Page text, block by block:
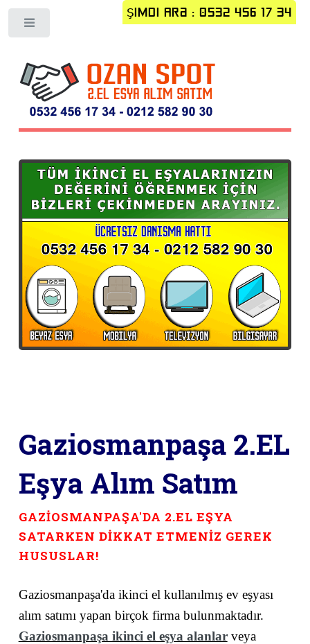
Gaziosmanpaşa 2.EL
Eşya Alım Satım
GAZİOSMANPAŞA'DA 2.EL EŞYA
SATARKEN DİKKAT ETMENİZ GEREK
HUSUSLAR!
Gaziosmanpaşa'da ikinci el kullanılmış ev eşyası
alım satımı yapan birçok firma bulunmaktadır.
Gaziosmanpaşa ikinci el eşya alanlarveya